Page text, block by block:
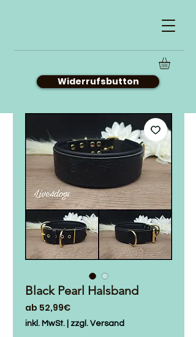
Widerrufsbutton
Black Pearl Halsband
ab 52,99€Sale-
Preis
inkl. MwSt. zzgl. Versand